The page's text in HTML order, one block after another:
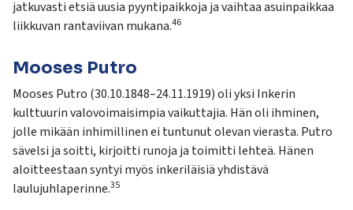
jatkuvasti etsiä uusia pyyntipaikkoja ja vaihtaa asuinpaikkaa
liikkuvan rantaviivan mukana.46
Mooses Putro
Mooses Putro (30.10.1848–24.11.1919) oli yksi Inkerin
kulttuurin valovoimaisimpia vaikuttajia. Hän oli ihminen,
jolle mikään inhimillinen ei tuntunut olevan vierasta. Putro
sävelsi ja soitti, kirjoitti runoja ja toimitti lehteä. Hänen
aloitteestaan syntyi myös inkeriläisiä yhdistävä
laulujuhlaperinne.35